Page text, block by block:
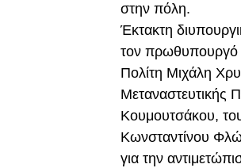
στην πόλη.
Έκτακτη
τον πρωθυπουργό
Πολίτη Μιχάλη
Μεταναστευτικής
Κουμουτσάκου,
Κωνσταντίνου
για την